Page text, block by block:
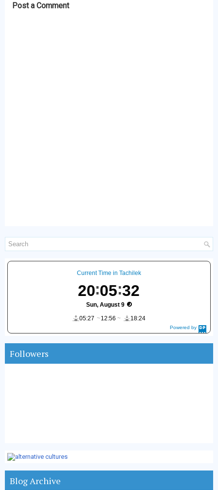
Post a Comment
Powered by
DaysPedia.c
Current Time in Tachilek
20 05 33
Sun, August 9
05:27
12:56 18:24
Followers
Blog Archive